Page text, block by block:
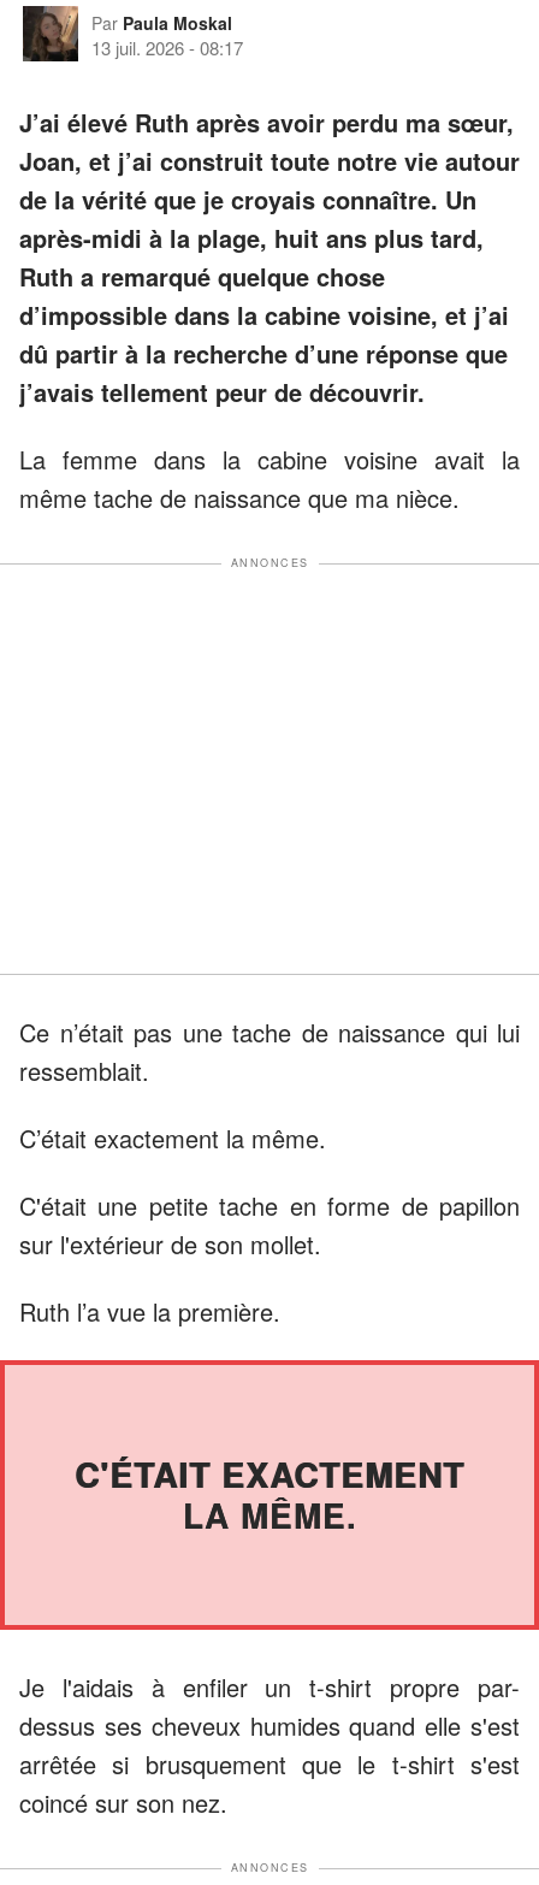
Par Paula Moskal
13 juil. 2026-08:17
J’ai élevé Ruth après avoir perdu ma sœur,
Joan, et j’ai construit toute notre vie autour
de la vérité que je croyais connaître. Un
après-midi à la plage, huit ans plus tard,
Ruth a remarqué quelque chose
d’impossible dans la cabine voisine, et j’ai
dû partir à la recherche d’une réponse que
j’avais tellement peur de découvrir.
La femme dans la cabine voisine avait la
même tache de naissance que ma nièce.
ANNONCES
Ce n’était pas une tache de naissance qui lui
ressemblait.
C’était exactement la même.
C'était une petite tache en forme de papillon
sur l'extérieur de son mollet.
Ruth l’a vue la première.
C'ÉTAIT EXACTEMENT
LA MÊME.
Je l'aidais à enfiler un t-shirt propre par-
dessus ses cheveux humides quand elle s'est
arrêtée si brusquement que le t-shirt s'est
coincé sur son nez.
ANNONCES